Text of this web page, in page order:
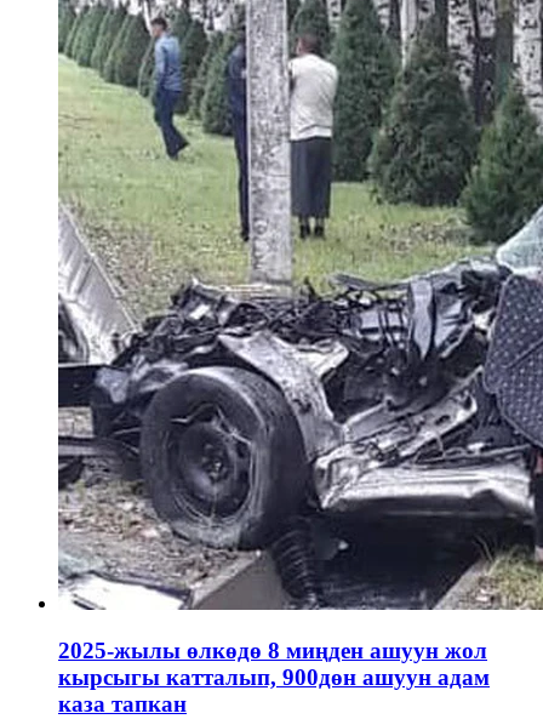
2025-жылы өлкөдө 8 миңден ашуун жол
кырсыгы катталып, 900дөн ашуун адам
каза тапкан